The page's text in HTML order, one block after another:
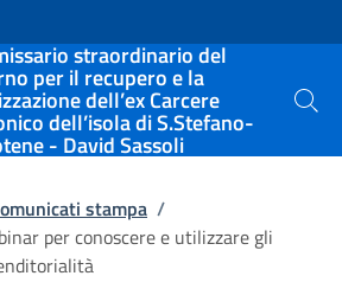
straordinario del
per il recupero e la
dell’ex Carcere
dell’isola di S.Stefano-
- David Sassoli
Cerca
stampa /
per conoscere e utilizzare gli